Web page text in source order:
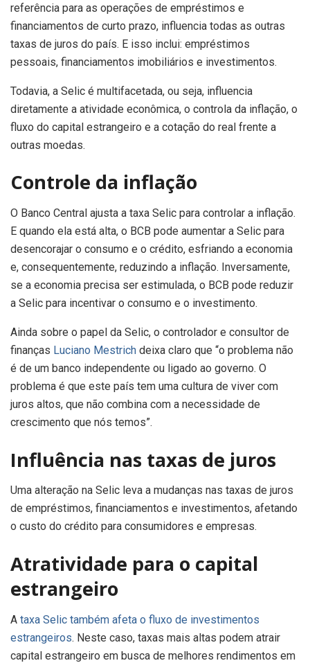
referência para as operações de empréstimos e
financiamentos de curto prazo, influencia todas as outras
taxas de juros do país. E isso inclui: empréstimos
pessoais, financiamentos imobiliários e investimentos.
Todavia, a Selic é multifacetada, ou seja, influencia
diretamente a atividade econômica, o controla da inflação, o
fluxo do capital estrangeiro e a cotação do real frente a
outras moedas.
Controle da inflação
O Banco Central ajusta a taxa Selic para controlar a inflação.
E quando ela está alta, o BCB pode aumentar a Selic para
desencorajar o consumo e o crédito, esfriando a economia
e, consequentemente, reduzindo a inflação. Inversamente,
se a economia precisa ser estimulada, o BCB pode reduzir
a Selic para incentivar o consumo e o investimento.
Ainda sobre o papel da Selic, o controlador e consultor de
finanças Luciano Mestrich deixa claro que “o problema não
é de um banco independente ou ligado ao governo. O
problema é que este país tem uma cultura de viver com
juros altos, que não combina com a necessidade de
crescimento que nós temos”.
Influência nas taxas de juros
Uma alteração na Selic leva a mudanças nas taxas de juros
de empréstimos, financiamentos e investimentos, afetando
o custo do crédito para consumidores e empresas.
Atratividade para o capital
estrangeiro
A taxa Selic também afeta o fluxo de investimentos
estrangeiros. Neste caso, taxas mais altas podem atrair
capital estrangeiro em busca de melhores rendimentos em